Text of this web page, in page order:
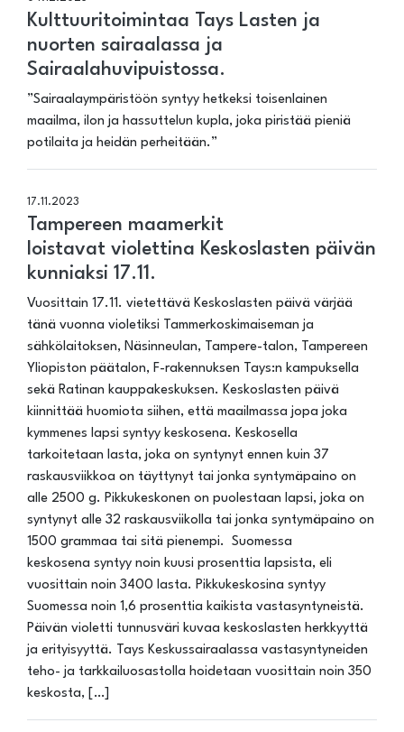
Kulttuuritoimintaa Tays Lasten ja
nuorten sairaalassa ja
Sairaalahuvipuistossa.
”Sairaalaympäristöön syntyy hetkeksi toisenlainen
maailma, ilon ja hassuttelun kupla, joka piristää pieniä
potilaita ja heidän perheitään.”
17.11.2023
Tampereen maamerkit
loistavat violettina Keskoslasten päivän
kunniaksi 17.11.
Vuosittain 17.11. vietettävä Keskoslasten päivä värjää
tänä vuonna violetiksi Tammerkoskimaiseman ja
sähkölaitoksen, Näsinneulan, Tampere-talon, Tampereen
Yliopiston päätalon, F-rakennuksen Tays:n kampuksella
sekä Ratinan kauppakeskuksen. Keskoslasten päivä
kiinnittää huomiota siihen, että maailmassa jopa joka
kymmenes lapsi syntyy keskosena. Keskosella
tarkoitetaan lasta, joka on syntynyt ennen kuin 37
raskausviikkoa on täyttynyt tai jonka syntymäpaino on
alle 2500 g. Pikkukeskonen on puolestaan lapsi, joka on
syntynyt alle 32 raskausviikolla tai jonka syntymäpaino on
1500 grammaa tai sitä pienempi. Suomessa
keskosena syntyy noin kuusi prosenttia lapsista, eli
vuosittain noin 3400 lasta. Pikkukeskosina syntyy
Suomessa noin 1,6 prosenttia kaikista vastasyntyneistä.
Päivän violetti tunnusväri kuvaa keskoslasten herkkyyttä
ja erityisyyttä. Tays Keskussairaalassa vastasyntyneiden
teho- ja tarkkailuosastolla hoidetaan vuosittain noin 350
keskosta, […]